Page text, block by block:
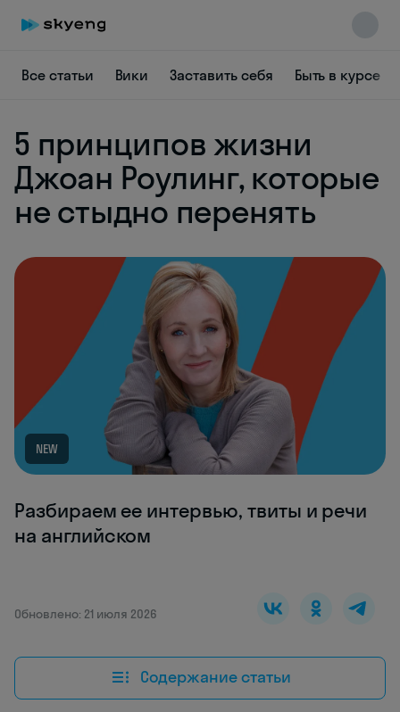
Все статьи Вики Заставить себя Быть в курсе
5 принципов жизни
Джоан Роулинг, которые
не стыдно перенять
NEW
Разбираем ее интервью, твиты и речи
на английском
Обновлено: 21 июля 2026
Содержание статьи
Skyeng Chat
online